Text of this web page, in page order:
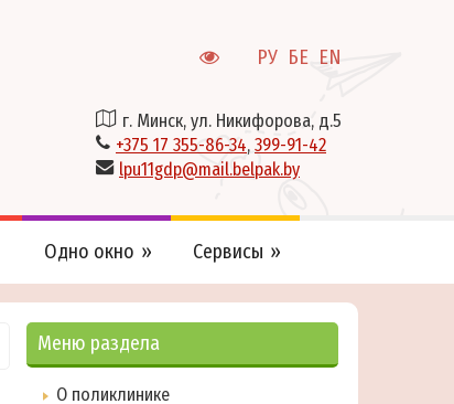
РУ БЕ EN
г. Минск, ул. Никифорова, д.5
+375 17 355-86-34, 399-91-42
lpu11gdp@mail.belpak.by
Одно окно Сервисы
Меню раздела
О поликлинике